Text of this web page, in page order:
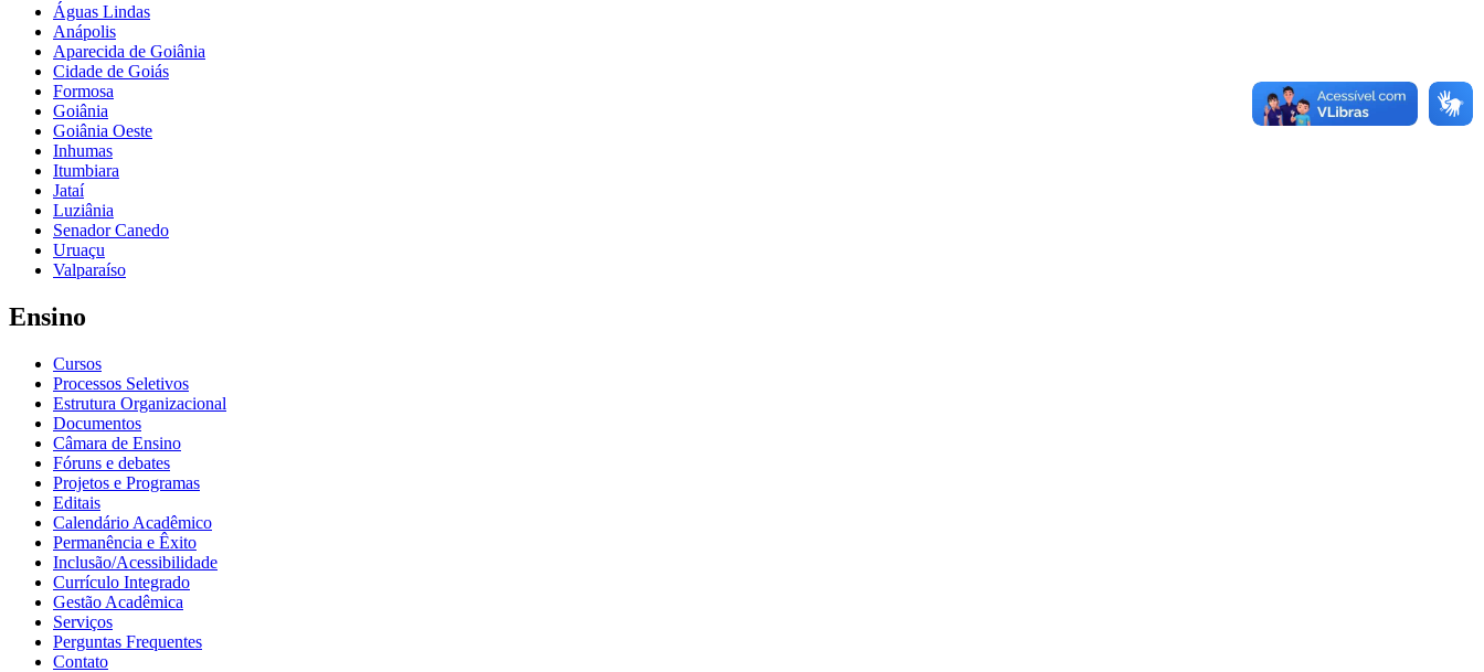
Águas Lindas
Anápolis
Aparecida de Goiânia
Cidade de Goiás
Formosa
Goiânia
Goiânia Oeste
Inhumas
Itumbiara
Jataí
Luziânia
Senador Canedo
Uruaçu
Valparaíso
Ensino
Cursos
Processos Seletivos
Estrutura Organizacional
Documentos
Câmara de Ensino
Fóruns e debates
Projetos e Programas
Editais
Calendário Acadêmico
Permanência e Êxito
Inclusão/Acessibilidade
Currículo Integrado
Gestão Acadêmica
Serviços
Perguntas Frequentes
Contato